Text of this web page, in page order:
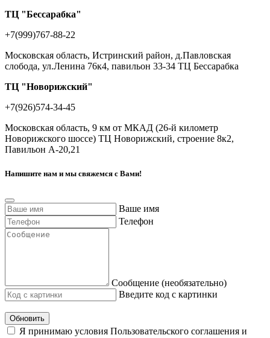
ТЦ "Бессарабка"
+7(999)767-88-22
Московская область, Истринский район, д.Павловская
слобода, ул.Ленина 76к4, павильон 33-34 ТЦ Бессарабка
ТЦ "Новорижский"
+7(926)574-34-45
Московская область, 9 км от МКАД (26-й километр
Новорижского шоссе) ТЦ Новорижский, строение 8к2,
Павильон А-20,21
Напишите нам и мы свяжемся с Вами!
Ваше имя
Телефон
Сообщение (необязательно)
Введите код с картинки
Обновить
Я принимаю условия Пользовательского соглашения и